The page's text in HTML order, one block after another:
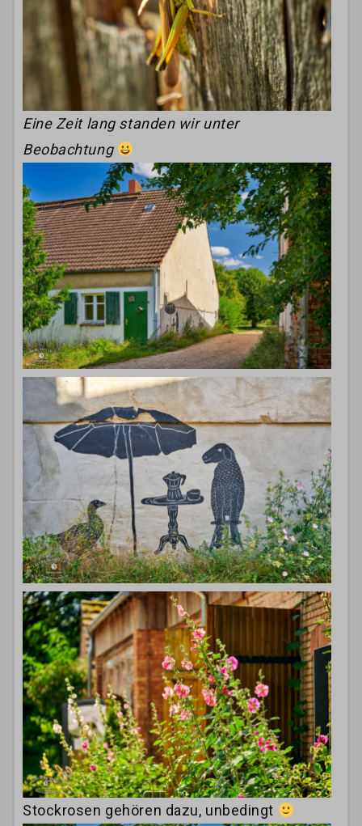
Eine Zeit lang standen wir unter
Beobachtung
Stockrosen gehören dazu, unbedingt